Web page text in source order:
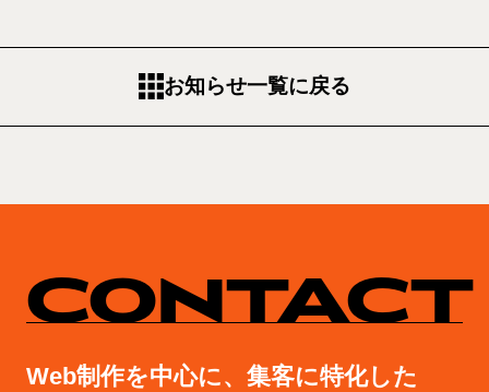
お知らせ一覧に戻る
CONTACT
Web制作を中心に、集客に特化した